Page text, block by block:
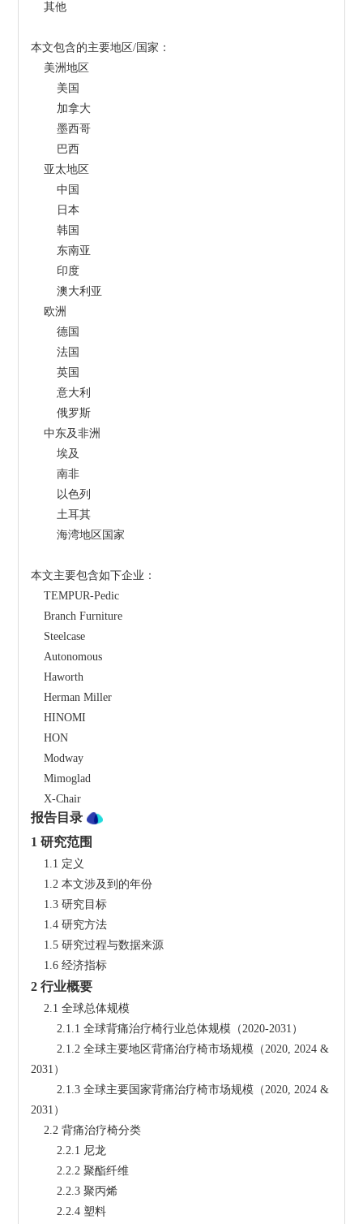
    其他
本文包含的主要地区/国家：
    美洲地区
        美国
        加拿大
        墨西哥
        巴西
    亚太地区
        中国
        日本
        韩国
        东南亚
        印度
        澳大利亚
    欧洲
        德国
        法国
        英国
        意大利
        俄罗斯
    中东及非洲
        埃及
        南非
        以色列
        土耳其
        海湾地区国家
本文主要包含如下企业：
    TEMPUR-Pedic
    Branch Furniture
    Steelcase
    Autonomous
    Haworth
    Herman Miller
    HINOMI
    HON
    Modway
    Mimoglad
    X-Chair
报告目录
1 研究范围
    1.1 定义
    1.2 本文涉及到的年份
    1.3 研究目标
    1.4 研究方法
    1.5 研究过程与数据来源
    1.6 经济指标
2 行业概要
    2.1 全球总体规模
        2.1.1 全球背痛治疗椅行业总体规模（2020-2031）
        2.1.2 全球主要地区背痛治疗椅市场规模（2020, 2024 &
2031）
        2.1.3 全球主要国家背痛治疗椅市场规模（2020, 2024 &
2031）
    2.2 背痛治疗椅分类
        2.2.1 尼龙
        2.2.2 聚酯纤维
        2.2.3 聚丙烯
        2.2.4 塑料